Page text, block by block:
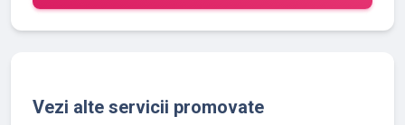
Vezi alte servicii promovate